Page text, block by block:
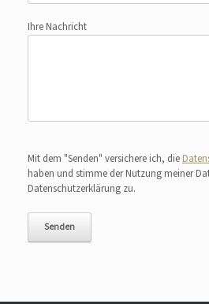
Ihre Nachricht
Mit dem "Senden" versichere ich, die
haben und stimme der Nutzung meiner
Datenschutzerklärung zu.